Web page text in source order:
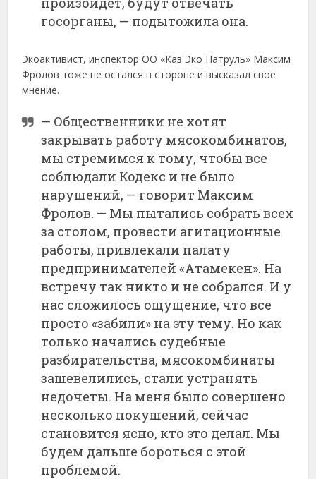
госорганы, — подытожила она.
Экоактивист, инспектор ОО «Каз Эко Патруль» Максим
Фролов тоже не остался в стороне и высказал свое
мнение.
— Общественники не хотят
закрывать работу мясокомбинатов,
мы стремимся к тому, чтобы все
соблюдали Кодекс и не было
нарушений, — говорит Максим
Фролов. — Мы пытались собрать всех
за столом, провести агитационные
работы, привлекали палату
предпринимателей «Атамекен». На
встречу так никто и не собрался. И у
нас сложилось ощущение, что все
просто «забили» на эту тему. Но как
только начались судебные
разбирательства, мясокомбинаты
зашевелились, стали устранять
недочеты. На меня было совершено
несколько покушений, сейчас
становится ясно, кто это делал. Мы
будем дальше бороться с этой
проблемой.